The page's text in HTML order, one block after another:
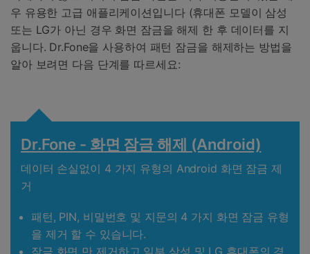
우 유용한 고급 애플리케이션입니다 (휴대폰 모델이 삼성
또는 LG가 아닌 경우 화면 잠금을 해제 한 후 데이터를 지
웁니다. Dr.Fone을 사용하여 패턴 잠금을 해제하는 방법을
알아 보려면 다음 단계를 따르세요:
Dr.Fone - 화면 잠금 해제 (Android)
데이터 손실없이 4 가지 유형의 Android 화면 잠금 제
거
패턴, PIN, 비밀번호 및 지문의 4 가지 화면 잠금 유형
을 제거 할 수 있습니다.
잠금 화면 만 제거하고 일부 삼성 및 LG 휴대폰의 경